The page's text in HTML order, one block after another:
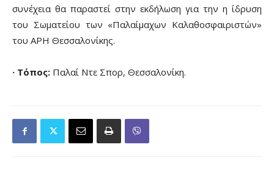
συνέχεια θα παραστεί στην εκδήλωση για την η ίδρυση
του Σωματείου των «Παλαίμαχων Καλαθοσφαιριστών»
του ΑΡΗ Θεσσαλονίκης.
· Τόπος: Παλαί Ντε Σπορ, Θεσσαλονίκη.